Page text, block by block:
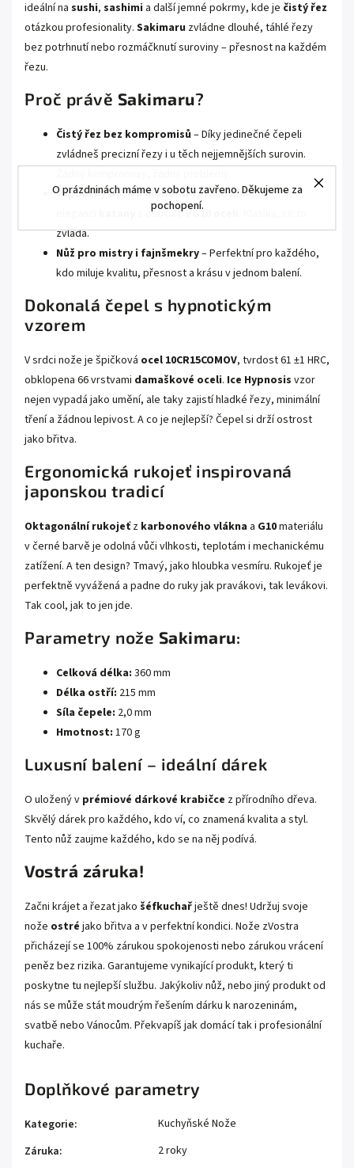
O prázdninách máme v sobotu zavřeno. Děkujeme za
pochopení.
ideální na sushi, sashimi a další jemné pokrmy, kde je čistý řez
otázkou profesionality. Sakimaru zvládne dlouhé, táhlé řezy
bez potrhnutí nebo rozmáčknutí suroviny – přesnost na každém
řezu.
Proč právě Sakimaru?
Čistý řez bez kompromisů – Díky jedinečné čepeli
zvládneš precizní řezy i u těch nejjemnějších surovin.
Japonský duch a moderní zpracování– Spojuje
s ostrostíVG10 oceli
zvládá.
Nůž pro mistry i fajnšmekry– Perfektní pro každého,
kdo miluje kvalitu, přesnost a krásu v jednom balení.
Dokonalá čepel s hypnotickým
vzorem
V srdci nože je špičková ocel 10CR15COMOV, tvrdost 61 ±1 HRC,
obklopena 66 vrstvami damaškové oceli. Ice Hypnosis vzor
nejen vypadá jako umění, ale taky zajistí hladké řezy, minimální
tření a žádnou lepivost. A co je nejlepší? Čepel si drží ostrost
jako břitva.
Ergonomická rukojeť inspirovaná
japonskou tradicí
Oktagonální rukojeť z karbonového vlákna a G10materiálu
v černé barvě je odolná vůči vlhkosti, teplotám i mechanickému
zatížení. A ten design? Tmavý, jako hloubka vesmíru. Rukojeť je
perfektně vyvážená a padne do ruky jak pravákovi, tak levákovi.
Tak cool, jak to jen jde.
Parametry nože Sakimaru:
Celková délka: 360 mm
Délka ostří: 215 mm
Síla čepele: 2,0 mm
Hmotnost: 170 g
Luxusní balení – ideální dárek
O uložený v prémiové dárkové krabičce z přírodního dřeva.
Skvělý dárek pro každého, kdo ví, co znamená kvalita a styl.
Tento nůž zaujme každého, kdo se na něj podívá.
Vostrá záruka!
Začni krájet a řezat jako šéfkuchařještě dnes! Udržuj svoje
nože ostré jako břitva a v perfektní kondici. Nože zVostra
přicházejí se 100% zárukou spokojenosti nebo zárukou vrácení
peněz bez rizika. Garantujeme vynikající produkt, který ti
poskytne tu nejlepší službu. Jakýkoliv nůž, nebo jiný produkt od
nás se může stát moudrým řešením dárku k narozeninám,
svatbě nebo Vánocům. Překvapíš jak domácí tak i profesionální
kuchaře.
Doplňkové parametry
Kategorie:
Kuchyňské Nože
Záruka:
2 roky